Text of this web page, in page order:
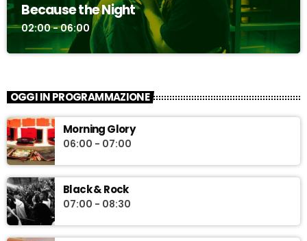
Because the Night
02:00 - 06:00
OGGI IN PROGRAMMAZIONE
Morning Glory
06:00 - 07:00
Black & Rock
07:00 - 08:30